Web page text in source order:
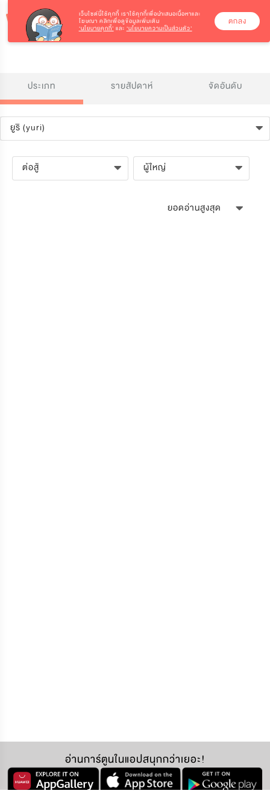
ประเภท รายสัปดาห์ จัดอันดับ
ยูริ (yuri)
ต่อสู้ ผู้ใหญ่
ยอดอ่านสูงสุด
เว็บไซต์นี้ใช้คุกกี้ เราใช้คุกกี้เพื่อนำเสนอเนื้อหาและ
โฆษณา คลิกเพื่อดูข้อมูลเพิ่มเติม
‘นโยบายคุกกี้’ และ ‘นโยบายความเป็นส่วนตัว’
ตกลง
อ่านการ์ตูนในแอปสนุกกว่าเยอะ!